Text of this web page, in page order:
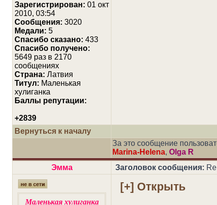
Зарегистрирован: 01 окт
2010, 03:54
Сообщения: 3020
Медали: 5
Cпасибо сказано: 433
Спасибо получено:
5649 раз в 2170
сообщениях
Страна: Латвия
Титул: Маленькая
хулиганка
Баллы репутации:
+2839
Вернуться к началу
За это сообщение
Marina-Helena, Olga R
Эмма
Заголовок сообщения:
Маленькая хулиганка